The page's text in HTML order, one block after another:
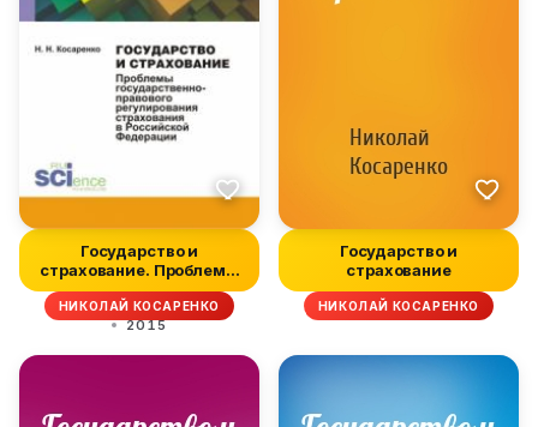
Государство и
страхование. Проблемы
государственно...
НИКОЛАЙ КОСАРЕНКО
2015
Государство и
страхование
НИКОЛАЙ КОСАРЕНКО